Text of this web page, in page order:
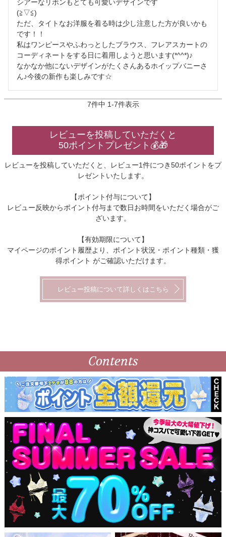
シアーなリボンもとても可愛いデザインです
(≧▽≦)
ただ、タイトなお洋服を着る時は少し注意した方が良いかも
です！！
私はワンピースやふわっとしたブラウス、フレアスカートの
コーディネートをする日に着用しようと思います(*^^*)♪
なかなか他にないデザインがたくさんあるホイップバニーさ
ん♪今後の新作も楽しみです☆
7件中 1-7件表示
レビューを投稿していただくと
50ポイントプレゼント💰🎁
レビューを投稿していただくと、レビュー1件につき50ポイントをプ
レゼントいたします。
【ポイント付与について】
レビュー反映からポイント付与まで数日お時間をいただく場合がご
ざいます。
【有効期限について】
マイページのポイント履歴より、ポイント状況・ポイント種類・獲
得ポイント がご確認いただけます。
レビュー投稿について詳しくはこちら
Contents